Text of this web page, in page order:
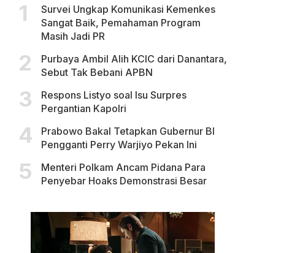
Survei Ungkap Komunikasi Kemenkes
Sangat Baik, Pemahaman Program
Masih Jadi PR
Purbaya Ambil Alih KCIC dari Danantara,
Sebut Tak Bebani APBN
Respons Listyo soal Isu Surpres
Pergantian Kapolri
Prabowo Bakal Tetapkan Gubernur BI
Pengganti Perry Warjiyo Pekan Ini
Menteri Polkam Ancam Pidana Para
Penyebar Hoaks Demonstrasi Besar